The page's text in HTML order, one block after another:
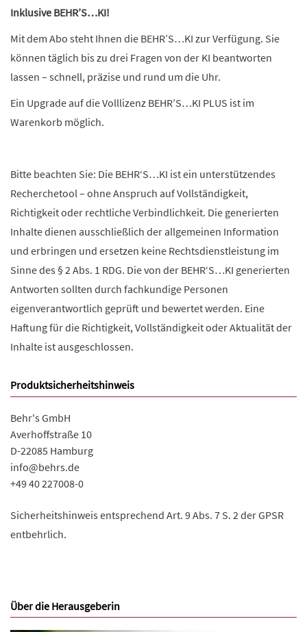
Inklusive BEHR’S…KI!
Mit dem Abo steht Ihnen die BEHR’S…KI zur Verfügung. Sie
können täglich bis zu drei Fragen von der KI beantworten
lassen – schnell, präzise und rund um die Uhr.
Ein Upgrade auf die Volllizenz BEHR’S…KI PLUS ist im
Warenkorb möglich.
Bitte beachten Sie: Die BEHR‘S…KI ist ein unterstützendes
Recherchetool – ohne Anspruch auf Vollständigkeit,
Richtigkeit oder rechtliche Verbindlichkeit. Die generierten
Inhalte dienen ausschließlich der allgemeinen Information
und erbringen und ersetzen keine Rechtsdienstleistung im
Sinne des § 2 Abs. 1 RDG. Die von der BEHR‘S…KI generierten
Antworten sollten durch fachkundige Personen
eigenverantwortlich geprüft und bewertet werden. Eine
Haftung für die Richtigkeit, Vollständigkeit oder Aktualität der
Inhalte ist ausgeschlossen.
Produktsicherheitshinweis
Behr's GmbH
Averhoffstraße 10
D-22085 Hamburg
info@behrs.de
+49 40 227008-0
Sicherheitshinweis entsprechend Art. 9 Abs. 7 S. 2 der GPSR
entbehrlich.
Über die Herausgeberin